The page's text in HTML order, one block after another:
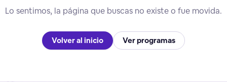
Lo sentimos, la página que buscas no existe o fue movida.
Volver al inicio Ver programas